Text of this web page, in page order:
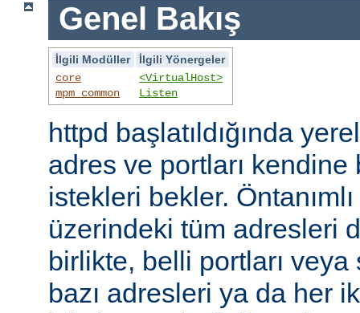
Genel Bakış
İlgili Modüller
İlgili Yönergeler
core
mpm_common
<VirtualHost>
Listen
httpd başlatıldığında
adres ve portları
istekleri bekler.
üzerindeki tüm adresleri
birlikte, belli portları
bazı adresleri ya da her